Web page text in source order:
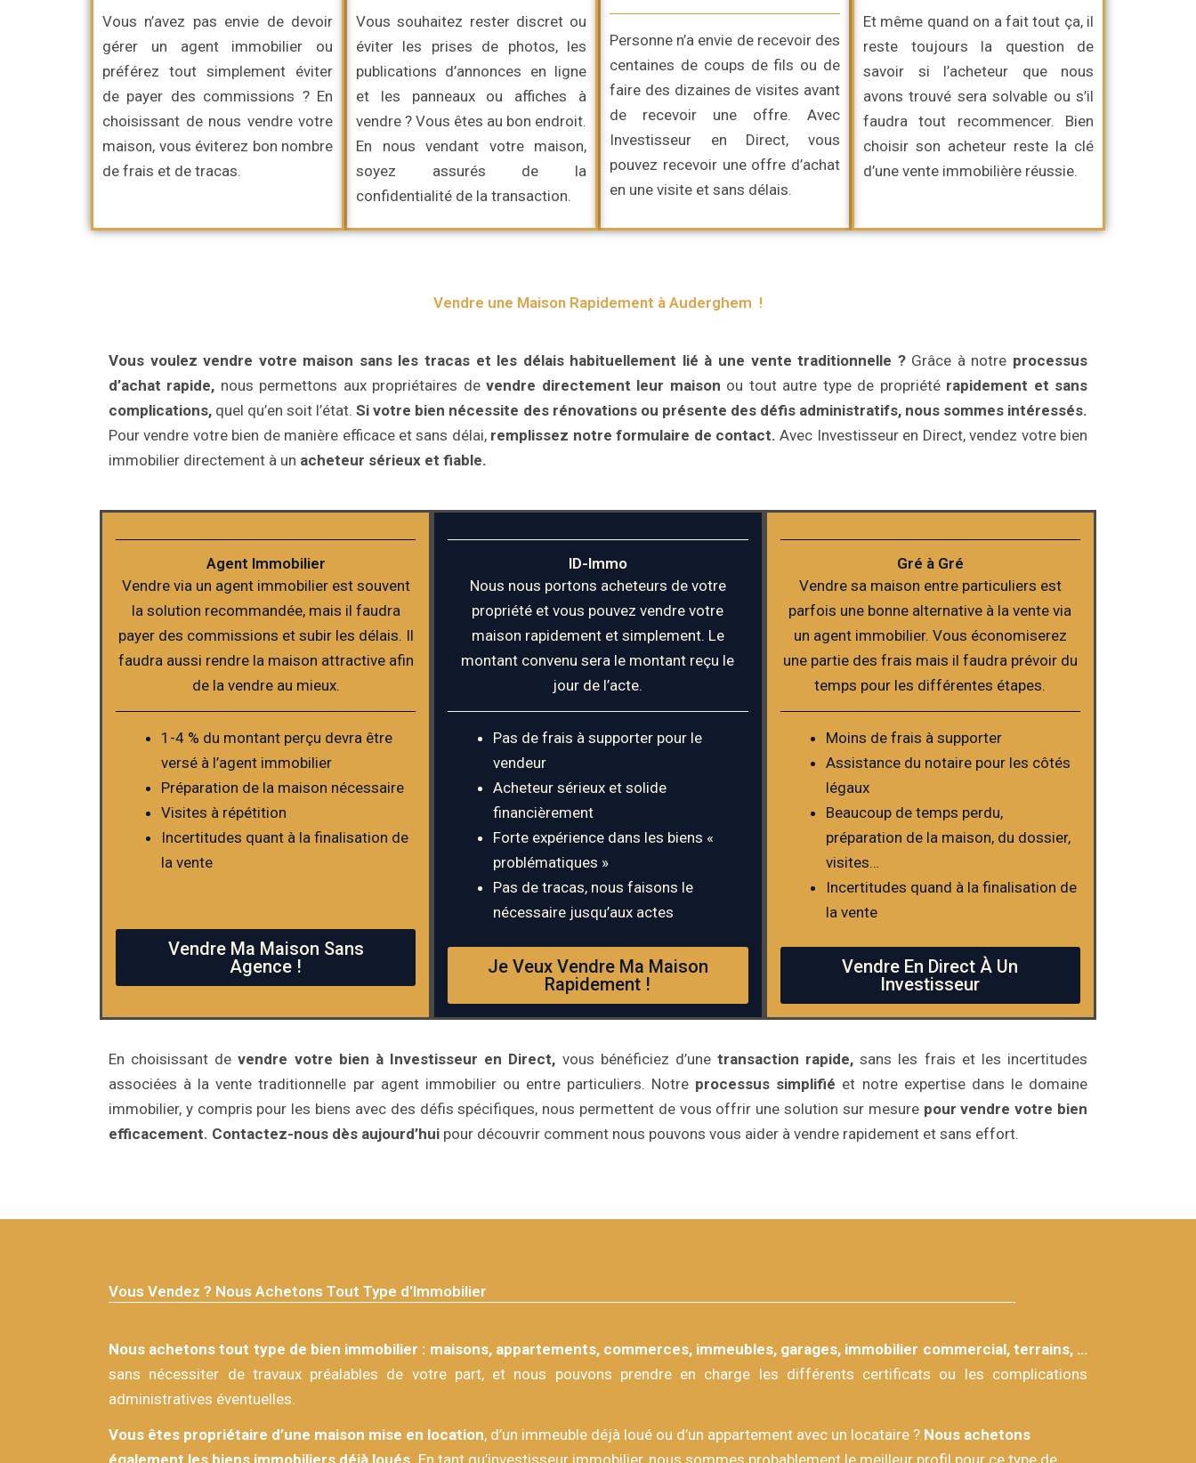
Personne n’a envie de recevoir des
centaines de coups de fils ou de
faire des dizaines de visites avant
de recevoir une offre. Avec
Investisseur en Direct, vous
pouvez recevoir une offre d’achat
en une visite et sans délais.
Et même quand on a fait tout ça, il
reste toujours la question de
savoir si l’acheteur que nous
avons trouvé sera solvable ou s’il
faudra tout recommencer. Bien
choisir son acheteur reste la clé
d’une vente immobilière réussie.
Vous souhaitez rester discret ou
éviter les prises de photos, les
publications d’annonces en ligne
et les panneaux ou affiches à
vendre ? Vous êtes au bon endroit.
En nous vendant votre maison,
soyez assurés de la
confidentialité de la transaction.
Vous n’avez pas envie de devoir
gérer un agent immobilier ou
préférez tout simplement éviter
de payer des commissions ? En
choisissant de nous vendre votre
maison, vous éviterez bon nombre
de frais et de tracas.
Vendre une Maison Rapidement à Auderghem !
Vous voulez vendre votre maison sans les tracas et les délais habituellement lié à une vente traditionnelle ?Grâce à notre processus
d’achat rapide, nous permettons aux propriétaires devendre directement leur maison ou tout autre type de propriété rapidement et sans
complications, quel qu’en soit l’état.Si votre bien nécessite des rénovations ou présente des défis administratifs, nous sommes intéressés.
Pour vendre votre bien de manière efficace et sans délai, remplissez notre formulaire de contact. Avec Investisseur en Direct, vendez votre bien
immobilier directement à un acheteur sérieux et fiable.
Agent Immobilier
Vendre via un agent immobilier est souvent
la solution recommandée, mais il faudra
payer des commissions et subir les délais. Il
faudra aussi rendre la maison attractive afin
de la vendre au mieux.
1-4 % du montant perçu devra être
versé à l’agent immobilier
Préparation de la maison nécessaire
Visites à répétition
Incertitudes quant à la finalisation de
la vente
Vendre Ma Maison Sans
Agence !
ID-Immo
Nous nous portons acheteurs de votre
propriété et vous pouvez vendre votre
maison rapidement et simplement. Le
montant convenu sera le montant reçu le
jour de l’acte.
Pas de frais à supporter pour le
vendeur
Acheteur sérieux et solide
financièrement
Forte expérience dans les biens «
problématiques »
Pas de tracas, nous faisons le
nécessaire jusqu’aux actes
Je Veux Vendre Ma Maison
Rapidement !
Gré à Gré
Vendre sa maison entre particuliers est
parfois une bonne alternative à la vente via
un agent immobilier. Vous économiserez
une partie des frais mais il faudra prévoir du
temps pour les différentes étapes.
Moins de frais à supporter
Assistance du notaire pour les côtés
légaux
Beaucoup de temps perdu,
préparation de la maison, du dossier,
visites…
Incertitudes quand à la finalisation de
la vente
Vendre En Direct À Un
Investisseur
En choisissant devendre votre bien à Investisseur en Direct, vous bénéficiez d’une transaction rapide, sans les frais et les incertitudes
associées à la vente traditionnelle par agent immobilier ou entre particuliers. Notre processus simplifié et notre expertise dans le domaine
immobilier, y compris pour les biens avec des défis spécifiques, nous permettent de vous offrir une solution sur mesure pour vendre votre bien
efficacement. Contactez-nous dès aujourd’hui pour découvrir comment nous pouvons vous aider à vendre rapidement et sans effort.
Vous Vendez ? Nous Achetons Tout Type d'Immobilier
Nous achetons tout type de bien immobilier : maisons, appartements, commerces, immeubles, garages, immobilier commercial, terrains, …
sans nécessiter de travaux préalables de votre part, et nous pouvons prendre en charge les différents certificats ou les complications
administratives éventuelles.
Vous êtes propriétaire d’une maison mise en location, d’un immeuble déjà loué ou d’un appartement avec un locataire ? Nous achetons